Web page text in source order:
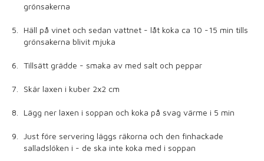
grönsakerna
Häll på vinet och sedan vattnet - låt koka ca 10 -15 min tills
grönsakerna blivit mjuka
Tillsätt grädde - smaka av med salt och peppar
Skär laxen i kuber 2x2 cm
Lägg ner laxen i soppan och koka på svag värme i 5 min
Just före servering läggs räkorna och den finhackade
salladslöken i - de ska inte koka med i soppan